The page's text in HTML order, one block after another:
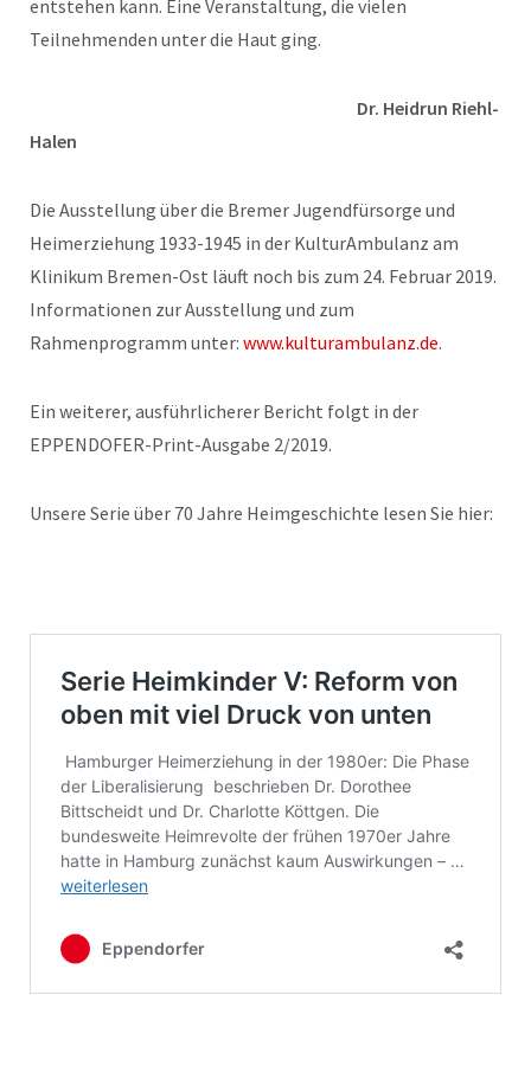
entstehen kann. Eine Veranstaltung, die vielen
Teilnehmenden unter die Haut ging.
Dr. Heidrun Riehl-
Halen
Die Ausstellung über die Bremer Jugendfürsorge und
Heimerziehung 1933-1945 in der KulturAmbulanz am
Klinikum Bremen-Ost läuft noch bis zum 24. Februar 2019.
Informationen zur Ausstellung und zum
Rahmenprogramm unter: www.kulturambulanz.de.
Ein weiterer, ausführlicherer Bericht folgt in der
EPPENDOFER-Print-Ausgabe 2/2019.
Unsere Serie über 70 Jahre Heimgeschichte lesen Sie hier: